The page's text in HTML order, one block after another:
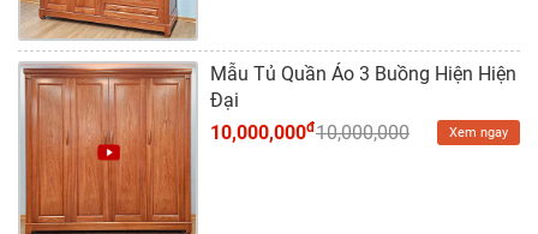
Mẫu Tủ Quần Áo 3 Buồng Hiện Hiện
Đại
10,000,000đ10,000,000 Xem ngay